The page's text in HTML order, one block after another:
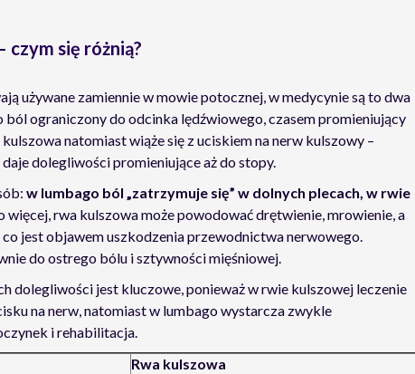
czym się różnią?
używane zamiennie w mowie potocznej, w medycynie są to dwa
ból ograniczony do odcinka lędźwiowego, czasem promieniujący
natomiast wiąże się z uciskiem na nerw kulszowy –
dolegliwości promieniujące aż do stopy.
w lumbago ból „zatrzymuje się” w dolnych plecach, w rwie
więcej, rwa kulszowa może powodować drętwienie, mrowienie, a
co jest objawem uszkodzenia przewodnictwa nerwowego.
do ostrego bólu i sztywności mięśniowej.
dolegliwości jest kluczowe, ponieważ w rwie kulszowej leczenie
na nerw, natomiast w lumbago wystarcza zwykle
i rehabilitacja.
Rwa kulszowa